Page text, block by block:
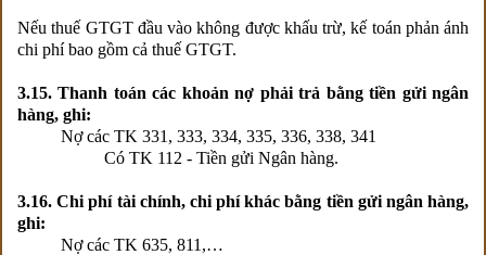
Nếu thuế GTGT đầu vào không được khấu trừ, kế toán phản ánh
chi phí bao gồm cả thuế GTGT.
3.15. Thanh toán các khoản nợ phải trả bằng tiền gửi ngân
hàng, ghi:
Nợ các TK 331, 333, 334, 335, 336, 338, 341
Có TK 112 - Tiền gửi Ngân hàng.
3.16. Chi phí tài chính, chi phí khác bằng tiền gửi ngân hàng,
ghi:
Nợ các TK 635, 811,…